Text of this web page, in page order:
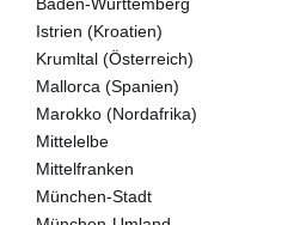
Istrien (Kroatien)
Krumltal (Österreich)
Mallorca (Spanien)
Marokko (Nordafrika)
Mittelelbe
Mittelfranken
München-Stadt